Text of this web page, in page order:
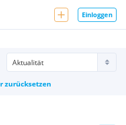
Einloggen
zurücksetzen